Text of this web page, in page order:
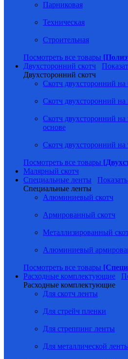
Парниковая
Техническая
Строительная
Посмотреть все товары
Двухсторонний скотч
Двухсторонний скотч
Скотч двухсторонний
Скотч двухсторонний
Скотч двухсторонний
основе
Скотч двухсторонний на
Посмотреть все товары
Малярный скотч
Специальные ленты
Специальные ленты
Алюминиевый скотч
Армированный скотч
Металлизированный
Алюминиевый
Посмотреть все товары
Расходные комплектующие
Расходные комплектующие
Для скотч ленты
Для стрейч пленки
Для стреппинг ленты
Для металлической